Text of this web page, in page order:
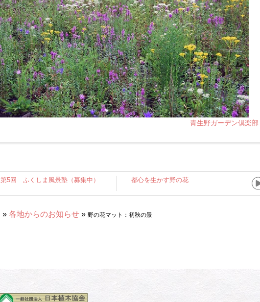
青生野ガーデン倶楽部
第5回 ふくしま風景塾（募集中） 都心を生かす野の花
» 各地からのお知らせ » 野の花マット：初秋の景